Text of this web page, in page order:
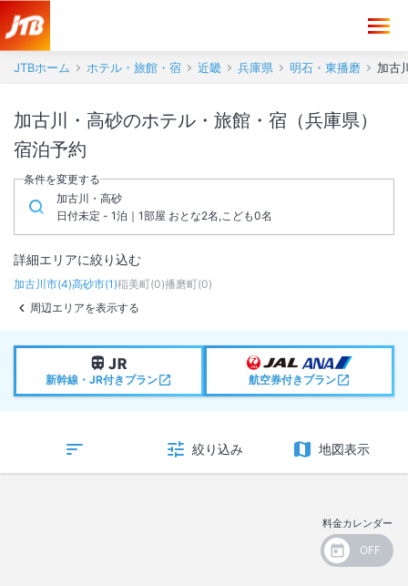
JTBホーム ホテル・旅館・宿 近畿 兵庫県 明石・東播磨 加古
加古川・高砂のホテル・旅館・宿（兵庫県）
宿泊予約
条件を変更する
加古川・高砂
日付未定 - 1泊｜1部屋 おとな2名,こども0名
詳細エリアに絞り込む
加古川市(4)高砂市(1)稲美町(0)播磨町(0)
周辺エリアを表示する
新幹線・JR付きプラン 航空券付きプラン
絞り込み 地図表示
料金カレンダー